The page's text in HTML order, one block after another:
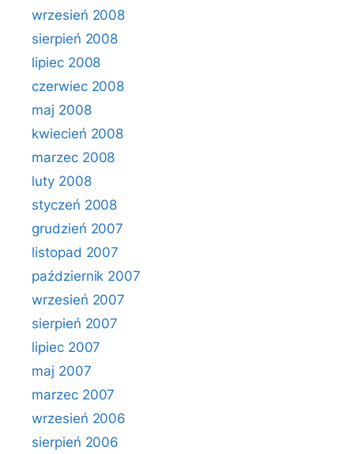
wrzesień 2008
sierpień 2008
lipiec 2008
czerwiec 2008
maj 2008
kwiecień 2008
marzec 2008
luty 2008
styczeń 2008
grudzień 2007
listopad 2007
październik 2007
wrzesień 2007
sierpień 2007
lipiec 2007
maj 2007
marzec 2007
wrzesień 2006
sierpień 2006